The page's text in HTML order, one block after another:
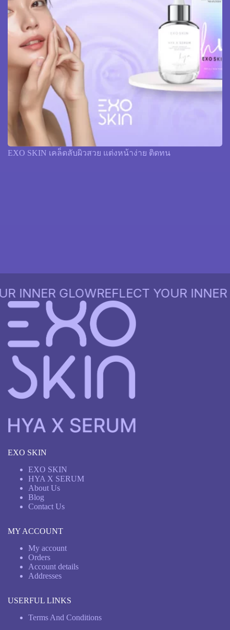
EXO SKIN เคล็ดลับผิวสวย แต่งหน้าง่าย ติดทน
GLOWREFLECT YOUR INNER
EXO SKIN
EXO SKIN
HYA X SERUM
About Us
Blog
Contact Us
MY ACCOUNT
My account
Orders
Account details
Addresses
USERFUL LINKS
Terms And Conditions